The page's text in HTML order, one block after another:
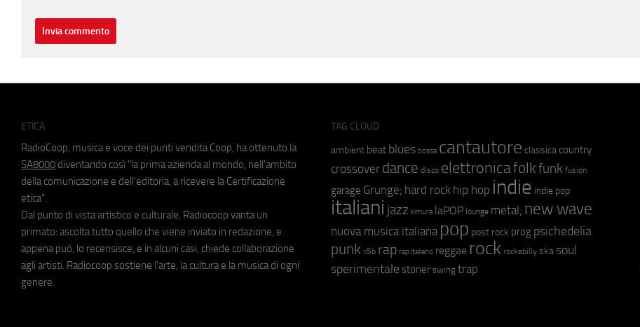
ETICA
RadioCoop, musica e voce dei punti vendita Coop, ha ottenuto la
SA8000 diventando così "la prima azienda al mondo, nell'ambito
della comunicazione e dell'editoria, a ricevere la Certificazione
etica".
Dal punto di vista artistico e culturale, Radiocoop vanta un
primato: ascolta tutto quello che viene inviato in redazione, e
appena può, lo recensisce, e in alcuni casi, chiede collaborazione
agli artisti. Radiocoop sostiene l'arte, la cultura e la musica di ogni
genere.
TAG CLOUD
ambient beat blues bossa cantautore classica country
crossover dance disco elettronicafolkfunk fusion
garage Grunge; hard rock hip hop indie indie pop
italiani jazz kimura laPOP lounge metal; new wave
nuova musica italiana pop post rock prog psichedelia
punk r&b rap rap italiano reggae rock rockabilly ska soul
sperimentale stoner swing trap